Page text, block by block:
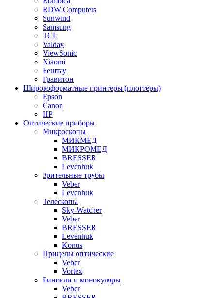
RDW Computers
Sunwind
Samsung
TCL
Valday
ViewSonic
Xiaomi
Бештау
Гравитон
Широкоформатные принтеры (плоттеры)
Epson
Canon
HP
Оптические приборы
Микроскопы
МИКМЕД
МИКРОМЕД
BRESSER
Levenhuk
Зрительные трубы
Veber
Levenhuk
Телескопы
Sky-Watcher
Veber
BRESSER
Levenhuk
Konus
Прицелы оптические
Veber
Vortex
Бинокли и монокуляры
Veber